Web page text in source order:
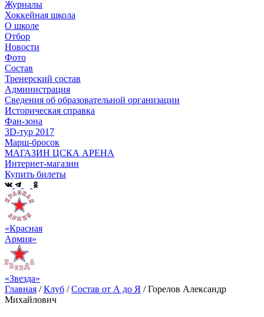
Журналы
Хоккейная школа
О школе
Отбор
Новости
Фото
Состав
Тренерский состав
Администрация
Сведения об образовательной организации
Историческая справка
Фан-зона
3D-тур 2017
Марш-бросок
МАГАЗИН ЦСКА АРЕНА
Интернет-магазин
Купить билеты
«Красная
Армия»
«Звезда»
Главная /Клуб /Состав от А до Я /Горелов Александр
Михайлович